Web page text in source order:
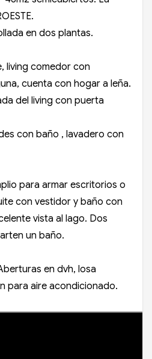
en dos plantas.
living comedor con
cuenta con hogar a leña.
del living con puerta
con baño , lavadero con
para armar escritorios o
con vestidor y baño con
vista al lago. Dos
un baño.
en dvh, losa
para aire acondicionado.